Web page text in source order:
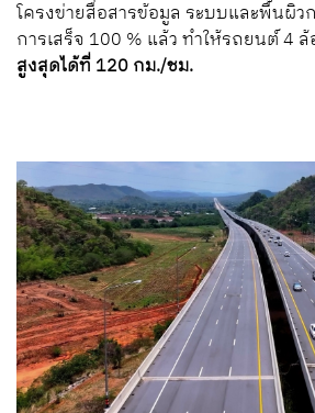
โครงข่ายสื่อสารข้อมูล ระบบและพื้นผิว
การเสร็จ 100 % แล้ว ทำให้รถยนต์ 4 ล้
สูงสุดได้ที่ 120 กม./ชม.